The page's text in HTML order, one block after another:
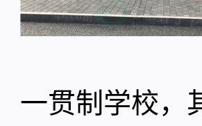
一贯制学校，